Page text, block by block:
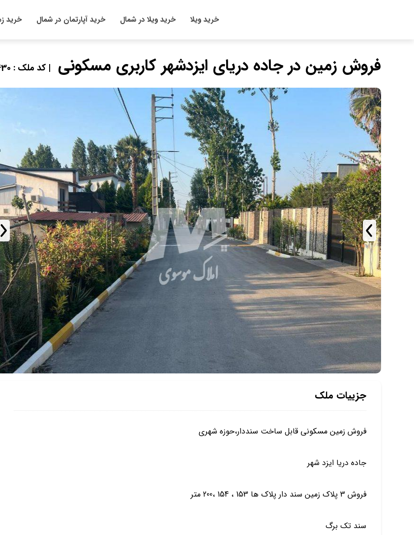
خرید ویلا خرید ویلا در شمال خرید آپارتمان در شمال خرید
فروش زمین در جاده دریای ایزدشهر کاربری مسکونی | کد ملک : 905430
جزییات ملک
فروش زمین مسکونی قابل ساخت سنددار،حوزه شهری
جاده دریا ایزد شهر
فروش 3 پلاک زمین سند دار پلاک ها 153 ، 154 ،200 متر
سند تک برگ